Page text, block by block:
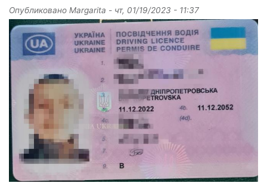
Опубликовано Margarita - чт, 01/19/2023 - 11:37